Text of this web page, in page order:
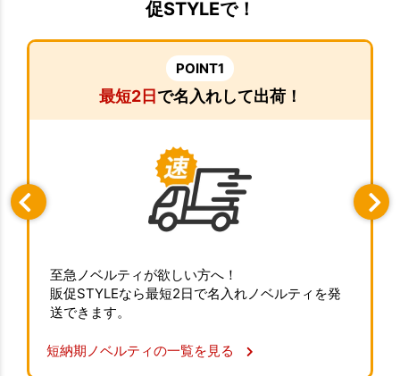
促STYLEで！
POINT1
最短2日 で名入れして出荷！
至急ノベルティが欲しい方へ！
販促STYLEなら最短2日で名入れノベルティを発
送できます。
短納期ノベルティの一覧を見る